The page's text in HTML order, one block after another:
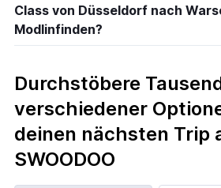
Class von Düsseldorf nach
Modlinfinden?
Durchstöbere
verschiedener
deinen nächsten Trip
SWOODOO